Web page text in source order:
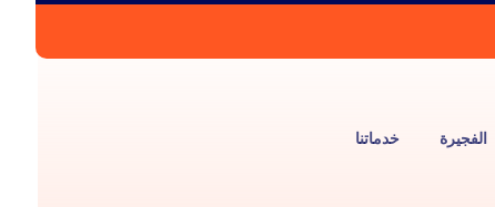
الفجيرة خدماتنا